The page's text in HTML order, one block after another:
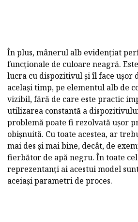
În plus, mânerul alb evidențiat
funcționale de culoare neagră.
lucra cu dispozitivul și îl face ușor
același timp, pe elementul alb de
vizibil, fără de care este practic
utilizarea constantă a
problemă poate fi rezolvată ușor
obișnuită. Cu toate acestea, ar
mai des și mai bine, decât, de
fierbător de apă negru. În toate
reprezentanți ai acestui model
aceiași parametri de proces.